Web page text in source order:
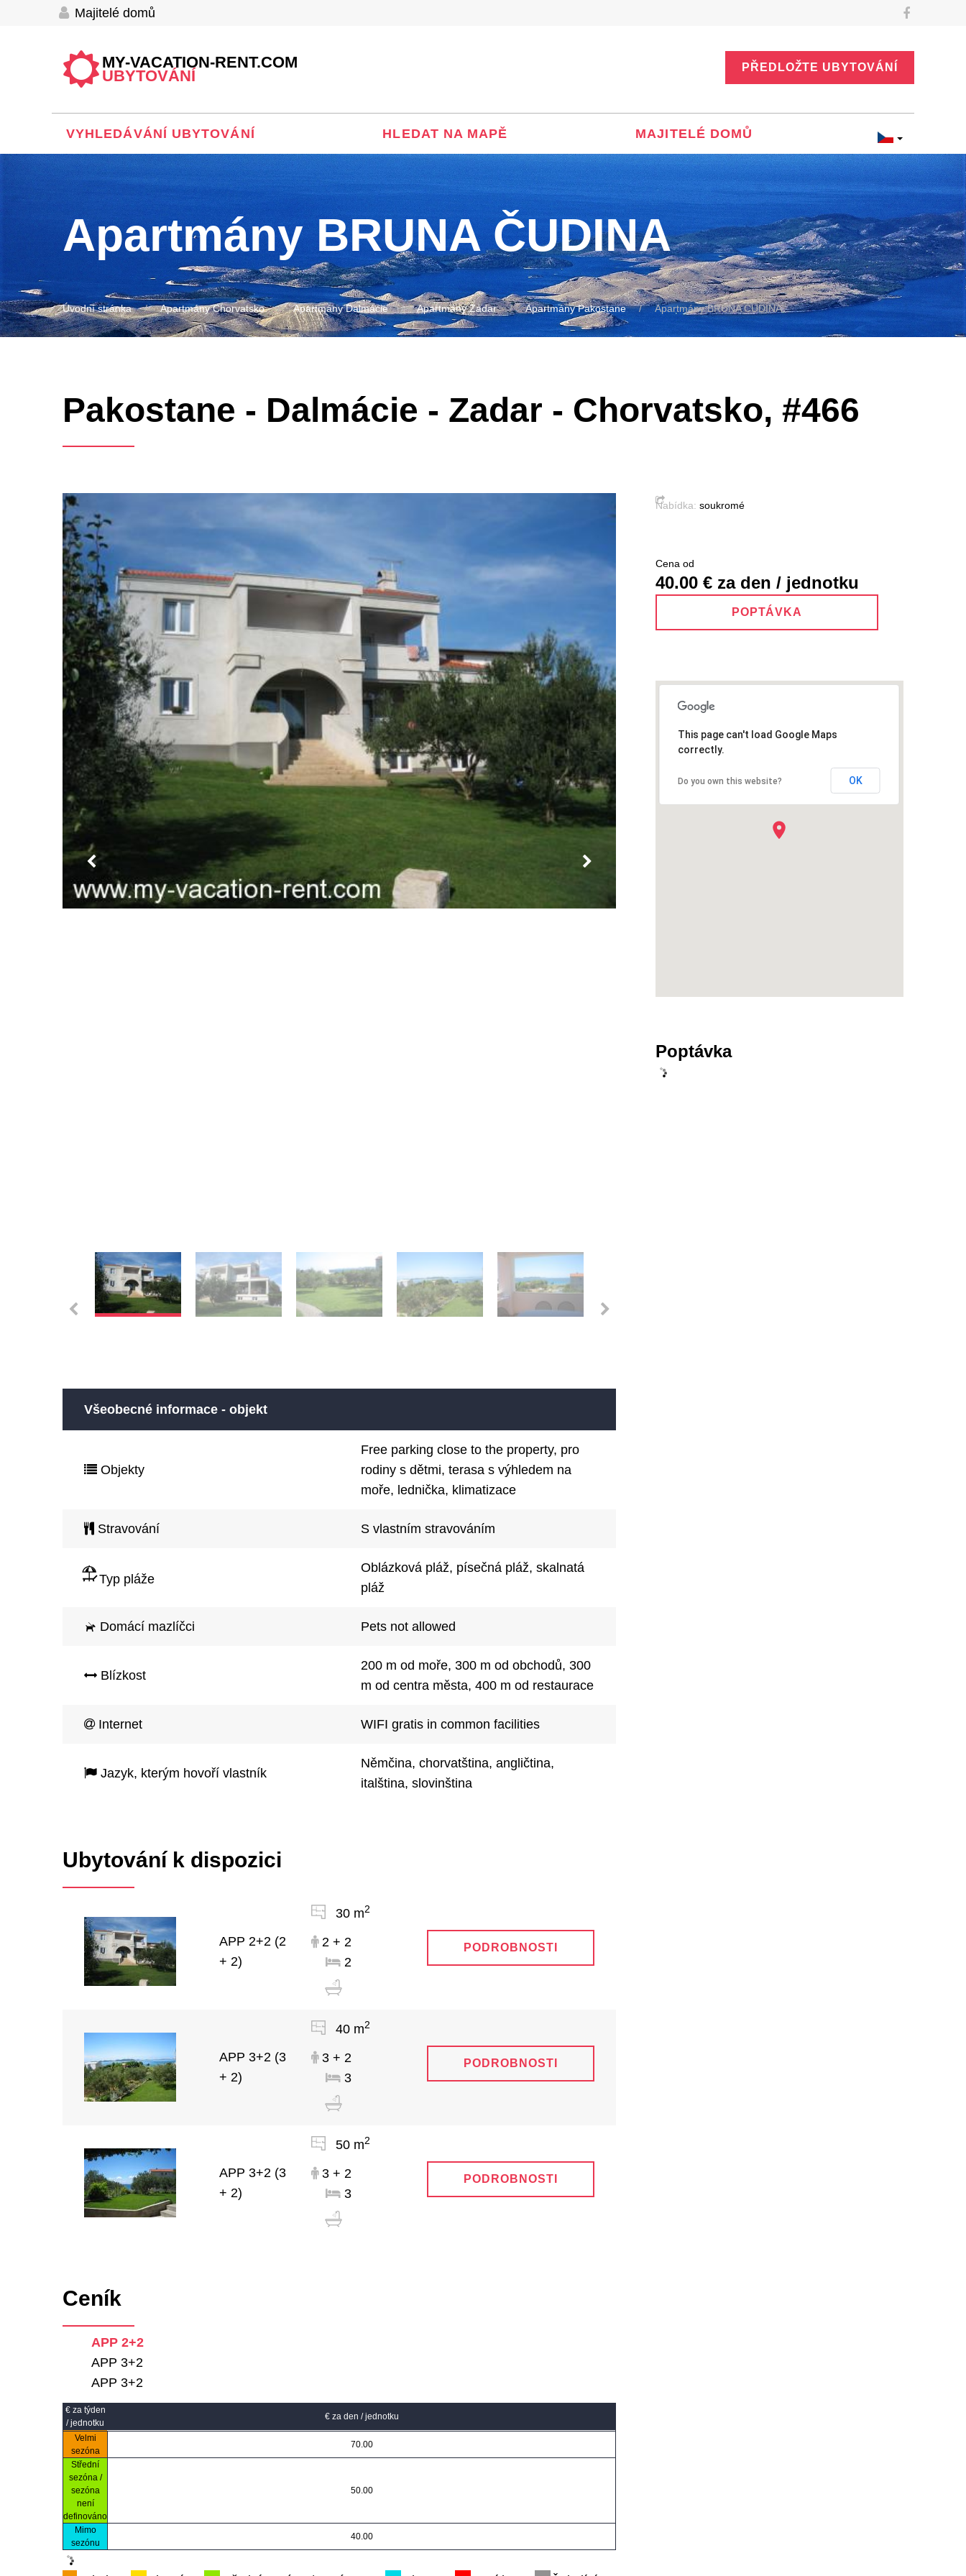
Majitelé domů
MY-VACATION-RENT.COM
UBYTOVÁNÍ PŘEDLOŽTE UBYTOVÁNÍ
VYHLEDÁVÁNÍ UBYTOVÁNÍ HLEDAT NA MAPĚ MAJITELÉ DOMŮ
Apartmány BRUNA ČUDINA
Úvodní stránka Apartmány Chorvatsko Apartmány Dalmácie Apartmány Zadar Apartmány Pakostane Apartmány BRUNA ČUDINA
Pakostane - Dalmácie - Zadar - Chorvatsko, #466
Všeobecné informace - objekt
Objekty
Free parking close to the property, pro
rodiny s dětmi, terasa s výhledem na
moře, lednička, klimatizace
Stravování S vlastním stravováním
Typ pláže
Oblázková pláž, písečná pláž, skalnatá
pláž
Domácí mazlíčci Pets not allowed
Blízkost
200 m od moře, 300 m od obchodů, 300
m od centra města, 400 m od restaurace
Internet WIFI gratis in common facilities
Jazyk, kterým hovoří vlastník
Němčina, chorvatština, angličtina,
italština, slovinština
Ubytování k dispozici
APP 2+2 (2
+ 2)
30 m2
2 + 2
2
PODROBNOSTI
APP 3+2 (3
+ 2)
40 m2
3 + 2
3
PODROBNOSTI
APP 3+2 (3
+ 2)
50 m2
3 + 2
3
PODROBNOSTI
Ceník
APP 2+2
APP 3+2
APP 3+2
€ za týden
/ jednotku
€ za den / jednotku
Velmi
sezóna
70.00
Střední
sezóna /
sezóna
není
definováno
50.00
Mimo
sezónu
40.00
Nabídka: soukromé
This page can't load Google Maps
correctly.
Do you own this website? OK
Cena od
40.00 € za den / jednotku
POPTÁVKA
Poptávka